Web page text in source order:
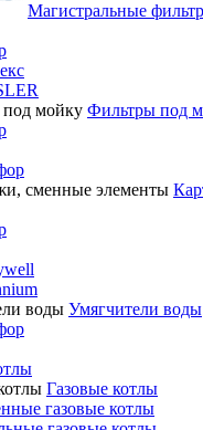
Магистральные
Фильтры под
Умягчители воды
Гaзовые котлы
газовые котлы